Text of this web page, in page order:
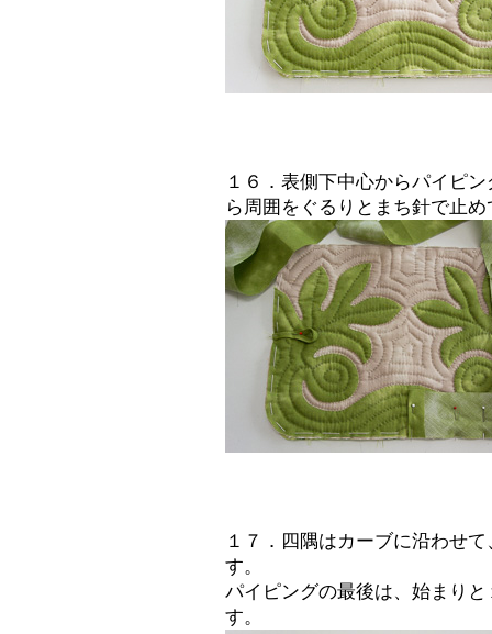
１６．表側下中心からパイピ
ら周囲をぐるりとまち針で止
１７．四隅はカーブに沿わせ
す。
パイピングの最後は、始まり
す。